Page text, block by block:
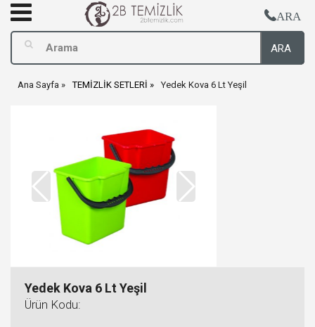
ARA
ARA
Ana Sayfa TEMİZLİK SETLERİ Yedek Kova 6 Lt Yeşil
Yedek Kova 6 Lt Yeşil
Ürün Kodu: